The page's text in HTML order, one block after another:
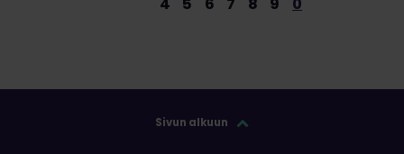
4
5
6
7
8
9
0
Sivun alkuun